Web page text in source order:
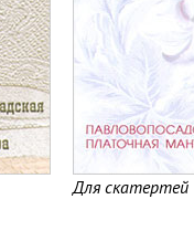
Для скатертей